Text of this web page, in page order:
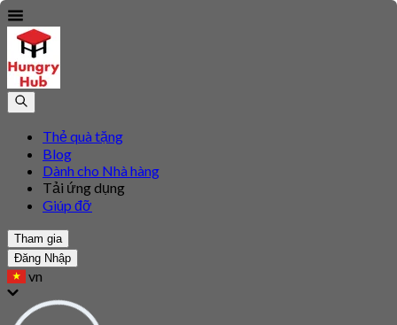
Thẻ quà tặng
Blog
Dành cho Nhà hàng
Tải ứng dụng
Giúp đỡ
Tham gia
Đăng Nhập
vn